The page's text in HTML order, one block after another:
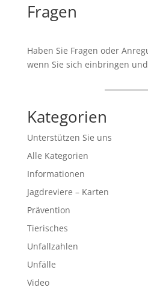
Fragen
Haben Sie Fragen oder
wenn Sie sich einbringen
Kategorien
Unterstützen Sie uns
Alle Kategorien
Informationen
Jagdreviere – Karten
Prävention
Tierisches
Unfallzahlen
Unfälle
Video